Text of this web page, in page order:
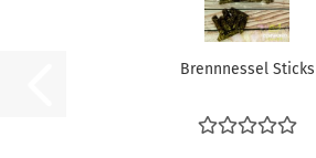
Brennnessel Sticks